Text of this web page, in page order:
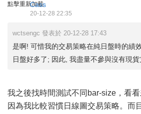
點擊重新加載
Cass
20-12-28 22:35
wctsengc 發表於 20-12-28 17:43
是啊! 可惜我的交易策略在純日盤時的績
日盤好多了; 因此, 我盡量不參與沒有現貨
我之後找時間測試不同bar-size，看看
因為我比較習慣日線圖交易策略。而